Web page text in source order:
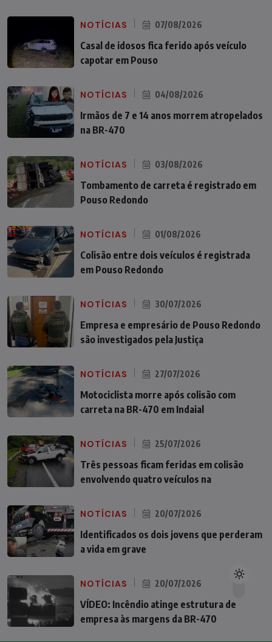
NOTÍCIAS 07/08/2026
Casal de idosos fica ferido após veículo
capotar em Pouso
NOTÍCIAS 04/08/2026
Irmãos de 7 e 14 anos morrem atropelados
na BR-470
NOTÍCIAS 03/08/2026
Tombamento de carreta é registrado em
Pouso Redondo
NOTÍCIAS 01/08/2026
Colisão entre dois veículos é registrada
em Pouso Redondo
NOTÍCIAS 30/07/2026
Empresa e empresário de Pouso Redondo
são investigados pela Justiça
NOTÍCIAS 27/07/2026
Motociclista morre após colisão com
carreta na BR-470 em Indaial
NOTÍCIAS 25/07/2026
Três pessoas ficam feridas em colisão
envolvendo quatro veículos na
NOTÍCIAS 20/07/2026
Identificados os dois jovens que perderam
a vida em grave
NOTÍCIAS 20/07/2026
VÍDEO: Incêndio atinge estrutura de
empresa às margens da BR-470